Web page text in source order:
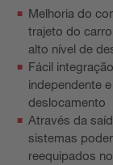
Melhoria do
trajeto do
alto nível de
Fácil
independente
deslocamento
Através da
sistemas
reequipados